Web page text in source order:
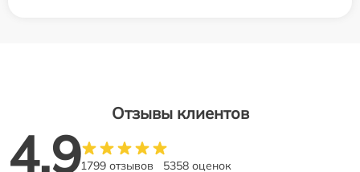
Отзывы клиентов
4.91799 отзывов 5358 оценок